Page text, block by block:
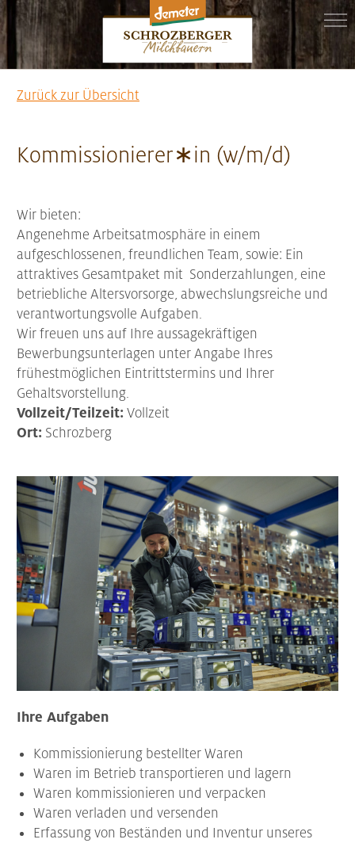
Zurück zur Übersicht
Kommissionierer∗in (w/m/d)
Wir bieten:
Angenehme Arbeitsatmosphäre in einem
aufgeschlossenen, freundlichen Team, sowie: Ein
attraktives Gesamtpaket mit Sonderzahlungen, eine
betriebliche Altersvorsorge, abwechslungsreiche und
verantwortungsvolle Aufgaben.
Wir freuen uns auf Ihre aussagekräftigen
Bewerbungsunterlagen unter Angabe Ihres
frühestmöglichen Eintrittstermins und Ihrer
Gehaltsvorstellung.
Vollzeit/Teilzeit:Vollzeit
Ort: Schrozberg
Ihre Aufgaben
Kommissionierung bestellter Waren
Waren im Betrieb transportieren und lagern
Waren kommissionieren und verpacken
Waren verladen und versenden
Erfassung von Beständen und Inventur unseres